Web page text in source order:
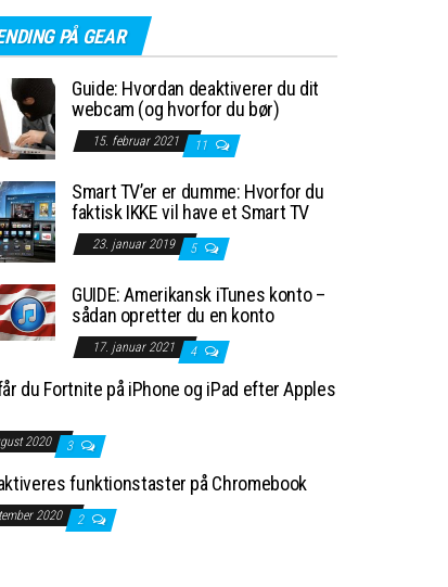
PÅ GEAR
Guide: Hvordan deaktiverer du dit
webcam (og hvorfor du bør)
15. februar 2021 11
Smart TV’er er dumme: Hvorfor du
faktisk IKKE vil have et Smart TV
23. januar 2019 5
GUIDE: Amerikansk iTunes konto –
sådan opretter du en konto
17. januar 2021 4
du Fortnite på iPhone og iPad efter Apples
2020 3
funktionstaster på Chromebook
2020 2